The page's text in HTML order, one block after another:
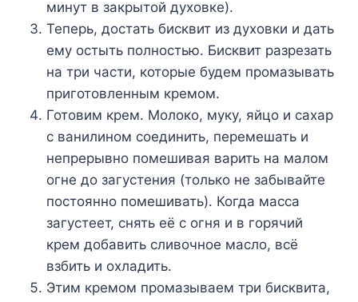
минут в закрытой духовке).
Теперь, достать бисквит из духовки и дать
ему остыть полностью. Бисквит разрезать
на три части, которые будем промазывать
приготовленным кремом.
Готовим крем. Молоко, муку, яйцо и сахар
с ванилином соединить, перемешать и
непрерывно помешивая варить на малом
огне до загустения (только не забывайте
постоянно помешивать). Когда масса
загустеет, снять её с огня и в горячий
крем добавить сливочное масло, всё
взбить и охладить.
Этим кремом промазываем три бисквита,